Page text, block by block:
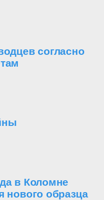
согласно
в Коломне
нового образца